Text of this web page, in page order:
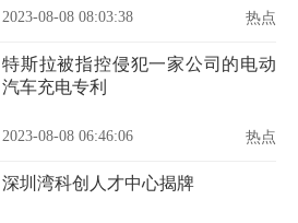
2023-08-08 08:03:38 热点
特斯拉被指控侵犯一家公司的电动
汽车充电专利
2023-08-08 06:46:06 热点
深圳湾科创人才中心揭牌